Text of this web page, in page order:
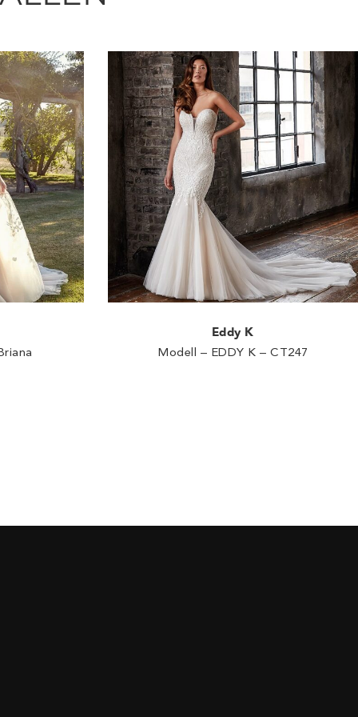
Eddy K
Modell – EDDY K – CT247